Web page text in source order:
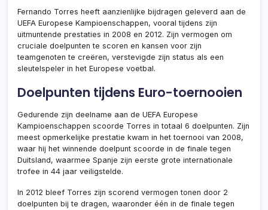
Fernando Torres heeft aanzienlijke bijdragen geleverd aan de
UEFA Europese Kampioenschappen, vooral tijdens zijn
uitmuntende prestaties in 2008 en 2012. Zijn vermogen om
cruciale doelpunten te scoren en kansen voor zijn
teamgenoten te creëren, verstevigde zijn status als een
sleutelspeler in het Europese voetbal.
Doelpunten tijdens Euro-toernooien
Gedurende zijn deelname aan de UEFA Europese
Kampioenschappen scoorde Torres in totaal 6 doelpunten. Zijn
meest opmerkelijke prestatie kwam in het toernooi van 2008,
waar hij het winnende doelpunt scoorde in de finale tegen
Duitsland, waarmee Spanje zijn eerste grote internationale
trofee in 44 jaar veiligstelde.
In 2012 bleef Torres zijn scorend vermogen tonen door 2
doelpunten bij te dragen, waaronder één in de finale tegen